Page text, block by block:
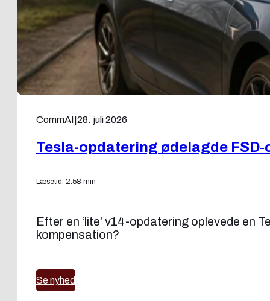
CommAI 28. juli 2026
Tesla-opdatering ødelagde
Læsetid: 2:58 min
Efter en ‘lite’ v14-opdatering oplevede en
kompensation?
Se nyhed